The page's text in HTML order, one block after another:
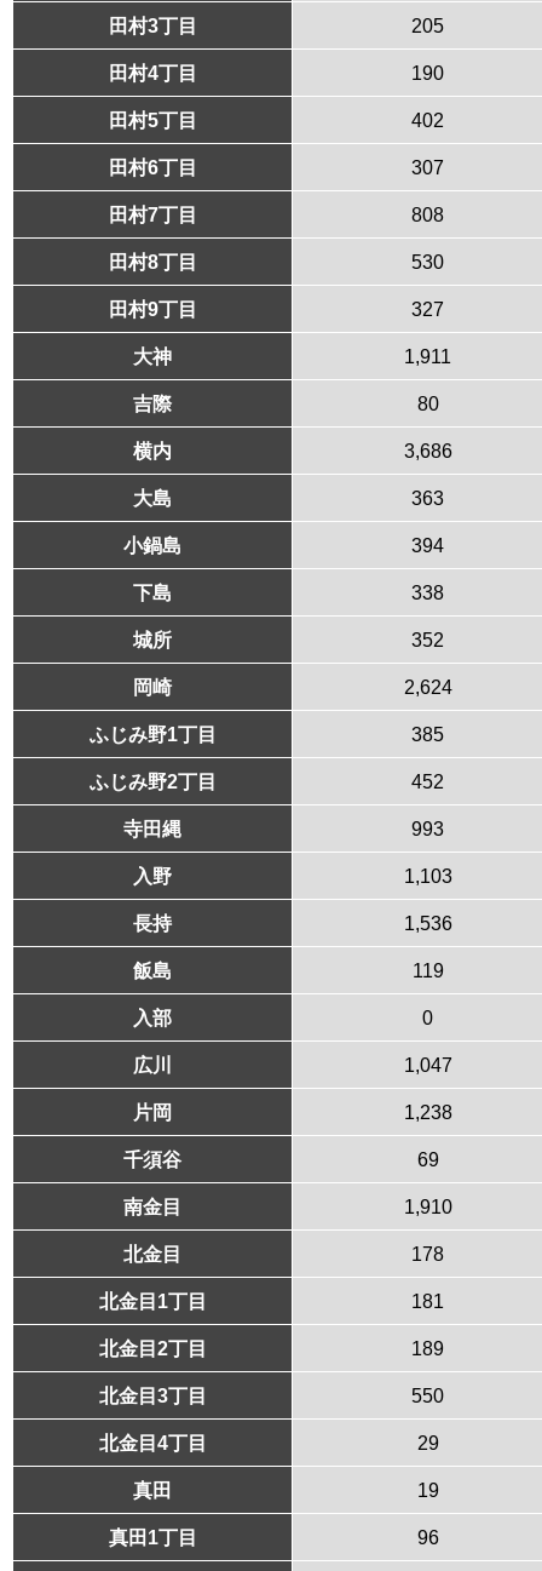
田村3丁目 205
田村4丁目 190
田村5丁目 402
田村6丁目 307
田村7丁目 808
田村8丁目 530
田村9丁目 327
大神 1,911
吉際 80
横内 3,686
大島 363
小鍋島 394
下島 338
城所 352
岡崎 2,624
ふじみ野1丁目 385
ふじみ野2丁目 452
寺田縄 993
入野 1,103
長持 1,536
飯島 119
入部 0
広川 1,047
片岡 1,238
千須谷 69
南金目 1,910
北金目 178
北金目1丁目 181
北金目2丁目 189
北金目3丁目 550
北金目4丁目 29
真田 19
真田1丁目 96